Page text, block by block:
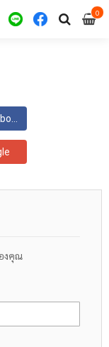
00
งคุณ